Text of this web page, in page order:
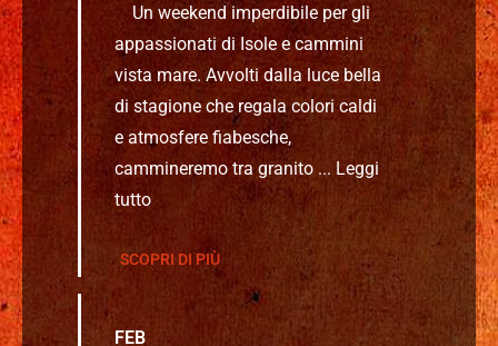
Un weekend imperdibile per gli
appassionati di Isole e cammini
vista mare. Avvolti dalla luce bella
di stagione che regala colori caldi
e atmosfere fiabesche,
cammineremo tra granito ... Leggi
tutto
SCOPRI DI PIÙ
FEB